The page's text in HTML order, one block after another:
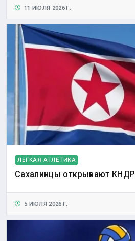
11 ИЮЛЯ 2026 Г.
ЛЕГКАЯ АТЛЕТИКА
Сахалинцы открывают КНДР
5 ИЮЛЯ 2026 Г.